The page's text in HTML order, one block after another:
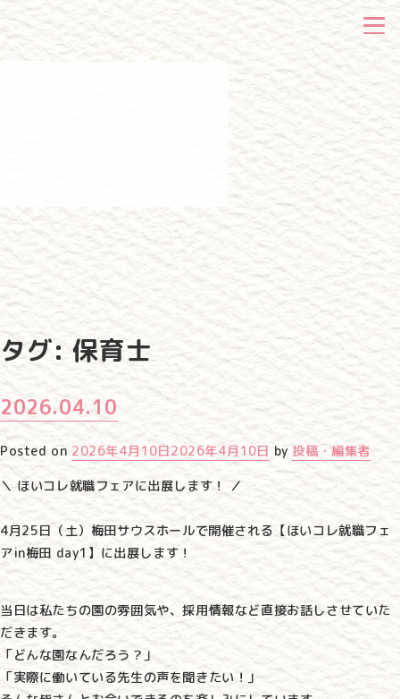
タグ:保育士
2026.04.10
Posted on 2026年4月10日2026年4月10日 by 投稿・編集者
＼ ほいコレ就職フェアに出展します！ ／
4月25日（土）梅田サウスホールで開催される【ほいコレ就職フェ
アin梅田 day1】に出展します！
当日は私たちの園の雰囲気や、採用情報など直接お話しさせていた
だきます。
「どんな園なんだろう？」
「実際に働いている先生の声を聞きたい！」